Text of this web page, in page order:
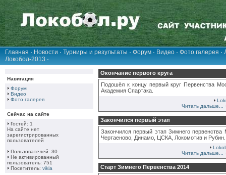
Главная · Новости · Турниры и результаты · Форум · Видео · Фото галерея ·
Локобол-2013 ·
Навигация
Форум
Видео
Фото галерея
Сейчас на сайте
Гостей: 1
На сайте нет
зарегистрированных
пользователей
Пользователей: 30
Не активированный
пользователь: 751
Посетитель: vikia
Окончание первого круга
Подошёл к концу первый круг Первенства
Академия Спартака.
Читать дальше...
Закончился первый этап
Закончился первый этап Зимнего
Чертаеново, Динамо, ЦСКА, Локомотив и Рубин.
Читать дальше...
Старт Зимнего Первенства 2014